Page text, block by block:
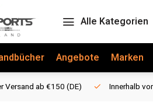
Alle Kategorien
Angebote Marken
Versand ab €150 (DE) Innerhalb